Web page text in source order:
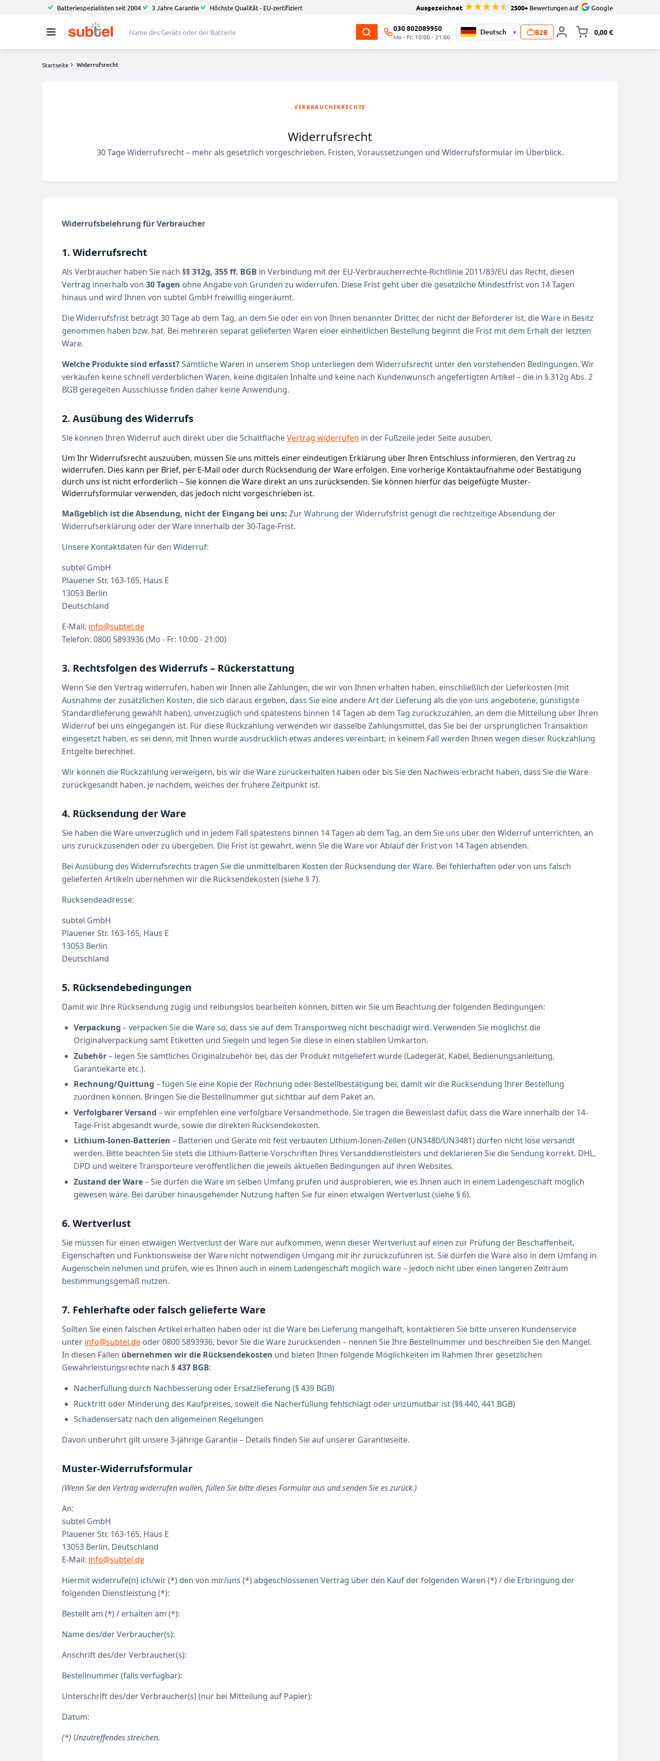
Batteriespezialisten seit 2004 3 Jahre Garantie Höchste Qualität - EU-zertifiziert Ausgezeichnet 2500+ Bewertungen auf Google
030 802089950
Mo - Fr: 10:00 - 21:00
▾ B2B 0,00 €
Startseite Widerrufsrecht
VERBRAUCHERRECHTE
Widerrufsrecht
30 Tage Widerrufsrecht – mehr als gesetzlich vorgeschrieben. Fristen, Voraussetzungen und Widerrufsformular im Überblick.
Widerrufsbelehrung für Verbraucher
1. Widerrufsrecht
Als Verbraucher haben Sie nach §§ 312g, 355 ff. BGB in Verbindung mit der EU-Verbraucherrechte-Richtlinie 2011/83/EU das Recht, diesen
Vertrag innerhalb von 30 Tagen ohne Angabe von Gründen zu widerrufen. Diese Frist geht über die gesetzliche Mindestfrist von 14 Tagen
hinaus und wird Ihnen von subtel GmbH freiwillig eingeräumt.
Die Widerrufsfrist beträgt 30 Tage ab dem Tag, an dem Sie oder ein von Ihnen benannter Dritter, der nicht der Beförderer ist, die Ware in Besitz
genommen haben bzw. hat. Bei mehreren separat gelieferten Waren einer einheitlichen Bestellung beginnt die Frist mit dem Erhalt der letzten
Ware.
Welche Produkte sind erfasst?Sämtliche Waren in unserem Shop unterliegen dem Widerrufsrecht unter den vorstehenden Bedingungen. Wir
verkaufen keine schnell verderblichen Waren, keine digitalen Inhalte und keine nach Kundenwunsch angefertigten Artikel – die in § 312g Abs. 2
BGB geregelten Ausschlüsse finden daher keine Anwendung.
2. Ausübung des Widerrufs
Sie können Ihren Widerruf auch direkt über die SchaltflächeVertrag widerrufen in der Fußzeile jeder Seite ausüben.
Um Ihr Widerrufsrecht auszuüben, müssen Sie uns mittels einer eindeutigen Erklärung über Ihren Entschluss informieren, den Vertrag zu
widerrufen. Dies kann per Brief, per E-Mail oder durch Rücksendung der Ware erfolgen. Eine vorherige Kontaktaufnahme oder Bestätigung
durch uns ist nicht erforderlich – Sie können die Ware direkt an uns zurücksenden. Sie können hierfür das beigefügte Muster-
Widerrufsformular verwenden, das jedoch nicht vorgeschrieben ist.
Maßgeblich ist die Absendung, nicht der Eingang bei uns: Zur Wahrung der Widerrufsfrist genügt die rechtzeitige Absendung der
Widerrufserklärung oder der Ware innerhalb der 30-Tage-Frist.
Unsere Kontaktdaten für den Widerruf:
subtel GmbH
Plauener Str. 163-165, Haus E
13053 Berlin
Deutschland
E-Mail: info@subtel.de
Telefon: 0800 5893936 (Mo - Fr: 10:00 - 21:00)
3. Rechtsfolgen des Widerrufs – Rückerstattung
Wenn Sie den Vertrag widerrufen, haben wir Ihnen alle Zahlungen, die wir von Ihnen erhalten haben, einschließlich der Lieferkosten (mit
Ausnahme der zusätzlichen Kosten, die sich daraus ergeben, dass Sie eine andere Art der Lieferung als die von uns angebotene, günstigste
Standardlieferung gewählt haben), unverzüglich und spätestens binnen 14 Tagen ab dem Tag zurückzuzahlen, an dem die Mitteilung über Ihren
Widerruf bei uns eingegangen ist. Für diese Rückzahlung verwenden wir dasselbe Zahlungsmittel, das Sie bei der ursprünglichen Transaktion
eingesetzt haben, es sei denn, mit Ihnen wurde ausdrücklich etwas anderes vereinbart; in keinem Fall werden Ihnen wegen dieser Rückzahlung
Entgelte berechnet.
Wir können die Rückzahlung verweigern, bis wir die Ware zurückerhalten haben oder bis Sie den Nachweis erbracht haben, dass Sie die Ware
zurückgesandt haben, je nachdem, welches der frühere Zeitpunkt ist.
4. Rücksendung der Ware
Sie haben die Ware unverzüglich und in jedem Fall spätestens binnen 14 Tagen ab dem Tag, an dem Sie uns über den Widerruf unterrichten, an
uns zurückzusenden oder zu übergeben. Die Frist ist gewahrt, wenn Sie die Ware vor Ablauf der Frist von 14 Tagen absenden.
Bei Ausübung des Widerrufsrechts tragen Sie die unmittelbaren Kosten der Rücksendung der Ware. Bei fehlerhaften oder von uns falsch
gelieferten Artikeln übernehmen wir die Rücksendekosten (siehe § 7).
Rücksendeadresse:
subtel GmbH
Plauener Str. 163-165, Haus E
13053 Berlin
Deutschland
5. Rücksendebedingungen
Damit wir Ihre Rücksendung zügig und reibungslos bearbeiten können, bitten wir Sie um Beachtung der folgenden Bedingungen:
Verpackung – verpacken Sie die Ware so, dass sie auf dem Transportweg nicht beschädigt wird. Verwenden Sie möglichst die
Originalverpackung samt Etiketten und Siegeln und legen Sie diese in einen stabilen Umkarton.
Zubehör– legen Sie sämtliches Originalzubehör bei, das der Produkt mitgeliefert wurde (Ladegerät, Kabel, Bedienungsanleitung,
Garantiekarte etc.).
Rechnung/Quittung – fügen Sie eine Kopie der Rechnung oder Bestellbestätigung bei, damit wir die Rücksendung Ihrer Bestellung
zuordnen können. Bringen Sie die Bestellnummer gut sichtbar auf dem Paket an.
Verfolgbarer Versand – wir empfehlen eine verfolgbare Versandmethode. Sie tragen die Beweislast dafür, dass die Ware innerhalb der 14-
Tage-Frist abgesandt wurde, sowie die direkten Rücksendekosten.
Lithium-Ionen-Batterien – Batterien und Geräte mit fest verbauten Lithium-Ionen-Zellen (UN3480/UN3481) dürfen nicht lose versandt
werden. Bitte beachten Sie stets die Lithium-Batterie-Vorschriften Ihres Versanddienstleisters und deklarieren Sie die Sendung korrekt. DHL,
DPD und weitere Transporteure veröffentlichen die jeweils aktuellen Bedingungen auf ihren Websites.
Zustand der Ware– Sie dürfen die Ware im selben Umfang prüfen und ausprobieren, wie es Ihnen auch in einem Ladengeschäft möglich
gewesen wäre. Bei darüber hinausgehender Nutzung haften Sie für einen etwaigen Wertverlust (siehe § 6).
6. Wertverlust
Sie müssen für einen etwaigen Wertverlust der Ware nur aufkommen, wenn dieser Wertverlust auf einen zur Prüfung der Beschaffenheit,
Eigenschaften und Funktionsweise der Ware nicht notwendigen Umgang mit ihr zurückzuführen ist. Sie dürfen die Ware also in dem Umfang in
Augenschein nehmen und prüfen, wie es Ihnen auch in einem Ladengeschäft möglich wäre – jedoch nicht über einen längeren Zeitraum
bestimmungsgemäß nutzen.
7. Fehlerhafte oder falsch gelieferte Ware
Sollten Sie einen falschen Artikel erhalten haben oder ist die Ware bei Lieferung mangelhaft, kontaktieren Sie bitte unseren Kundenservice
unter info@subtel.de oder 0800 5893936, bevor Sie die Ware zurücksenden – nennen Sie Ihre Bestellnummer und beschreiben Sie den Mangel.
In diesen Fällen übernehmen wir die Rücksendekosten und bieten Ihnen folgende Möglichkeiten im Rahmen Ihrer gesetzlichen
Gewährleistungsrechte nach § 437 BGB:
Nacherfüllung durch Nachbesserung oder Ersatzlieferung (§ 439 BGB)
Rücktritt oder Minderung des Kaufpreises, soweit die Nacherfüllung fehlschlägt oder unzumutbar ist (§§ 440, 441 BGB)
Schadensersatz nach den allgemeinen Regelungen
Davon unberührt gilt unsere 3-jährige Garantie – Details finden Sie auf unserer Garantieseite.
Muster-Widerrufsformular
(Wenn Sie den Vertrag widerrufen wollen, füllen Sie bitte dieses Formular aus und senden Sie es zurück.)
An:
subtel GmbH
Plauener Str. 163-165, Haus E
13053 Berlin, Deutschland
E-Mail: info@subtel.de
Hiermit widerrufe(n) ich/wir (*) den von mir/uns (*) abgeschlossenen Vertrag über den Kauf der folgenden Waren (*) / die Erbringung der
folgenden Dienstleistung (*):
Bestellt am (*) / erhalten am (*):
Name des/der Verbraucher(s):
Anschrift des/der Verbraucher(s):
Bestellnummer (falls verfügbar):
Unterschrift des/der Verbraucher(s) (nur bei Mitteilung auf Papier):
Datum:
(*) Unzutreffendes streichen.